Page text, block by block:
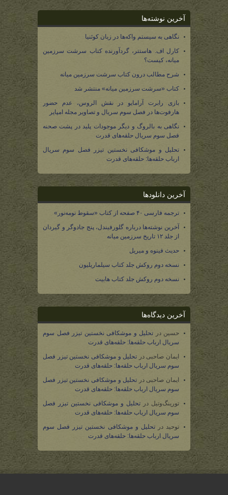
آخرین نوشته‌ها
نگاهی به سیستم واکه‌ها در زبان کوئنیا
کارل اف. هاستتر، گردآورنده کتاب سرشت سرزمین
میانه، کیست؟
شرح مطالب درون کتاب سرشت سرزمین میانه
کتاب «سرشت سرزمین میانه» منتشر شد
بازی رابرت آرامایو در نقش الروس، عدم حضور
هارفوت‌ها در فصل سوم سریال و تصاویر مجله امپایر
نگاهی به بالروگ و دیگر موجودات پلید در پشت صحنه
فصل سوم سریال حلقه‌های قدرت
تحلیل و موشکافی نخستین تیزر فصل سوم سریال
ارباب حلقه‌ها: حلقه‌های قدرت
آخرین دانلودها
ترجمه فارسی ۴۰ صفحه از کتاب «سقوط نومه‌نور»
آخرین نوشته‌ها درباره گلورفیندل، پنج جادوگر و گیردان
از جلد ۱۲ تاریخ سرزمین میانه
حدیث فینوه و میریل
نسخه دوم روکش جلد کتاب سیلماریلیون
نسخه دوم روکش جلد کتاب هابیت
آخرین دیدگاه‌ها
حسین در تحلیل و موشکافی نخستین تیزر فصل سوم
سریال ارباب حلقه‌ها: حلقه‌های قدرت
ایمان صاحبیدر تحلیل و موشکافی نخستین تیزر فصل
سوم سریال ارباب حلقه‌ها: حلقه‌های قدرت
ایمان صاحبی در تحلیل و موشکافی نخستین تیزر فصل
سوم سریال ارباب حلقه‌ها: حلقه‌های قدرت
تورینگ‌وتیل در تحلیل و موشکافی نخستین تیزر فصل
سوم سریال ارباب حلقه‌ها: حلقه‌های قدرت
توحید درتحلیل و موشکافی نخستین تیزر فصل سوم
سریال ارباب حلقه‌ها: حلقه‌های قدرت